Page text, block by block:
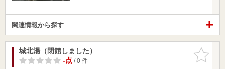
関連情報から探す
お気に入
りに追加
城北湯（閉館しました）
-点/ 0 件